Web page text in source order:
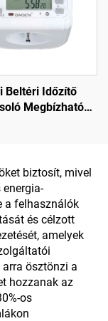
Beltéri Időzítő
Megbízható
biztosít, mivel
a felhasználók
és célzott
amelyek
ösztönzi a
hozzanak az
os